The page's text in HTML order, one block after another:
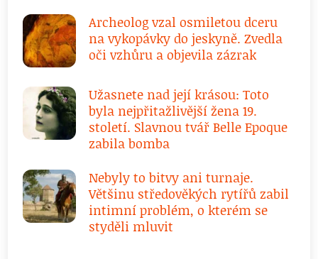
Archeolog vzal osmiletou dceru
na vykopávky do jeskyně. Zvedla
oči vzhůru a objevila zázrak
Užasnete nad její krásou: Toto
byla nejpřitažlivější žena 19.
století. Slavnou tvář Belle Epoque
zabila bomba
Nebyly to bitvy ani turnaje.
Většinu středověkých rytířů zabil
intimní problém, o kterém se
styděli mluvit